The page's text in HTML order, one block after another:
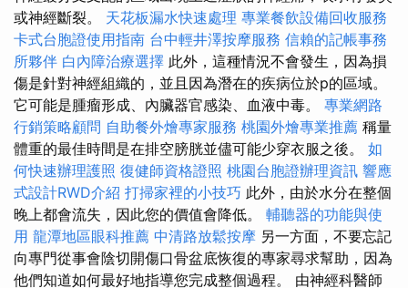
或神經斷裂。 天花板漏水快速處理 專業餐飲設備回收服務
卡式台胞證使用指南 台中輕井澤按摩服務 信賴的記帳事務
所夥伴 白內障治療選擇 此外，這種情況不會發生，因為損
傷是針對神經組織的，並且因為潛在的疾病位於p的區域。
它可能是腫瘤形成、內臟器官感染、血液中毒。 專業網路
行銷策略顧問 自助餐外燴專家服務 桃園外燴專業推薦 稱量
體重的最佳時間是在排空膀胱並儘可能少穿衣服之後。 如
何快速辦理護照 復健師資格證照 桃園台胞證辦理資訊 響應
式設計RWD介紹 打掃家裡的小技巧 此外，由於水分在整個
晚上都會流失，因此您的價值會降低。 輔聽器的功能與使
用 龍潭地區眼科推薦 中清路放鬆按摩 另一方面，不要忘記
向專門從事會陰切開傷口骨盆底恢復的專家尋求幫助，因為
他們知道如何最好地指導您完成整個過程。 由神經科醫師